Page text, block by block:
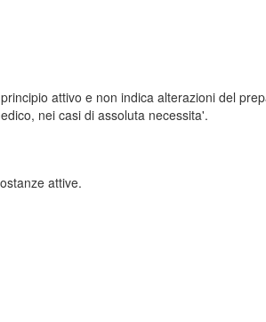
attivo e non indica alterazioni del
nei casi di assoluta necessita'.
attive.